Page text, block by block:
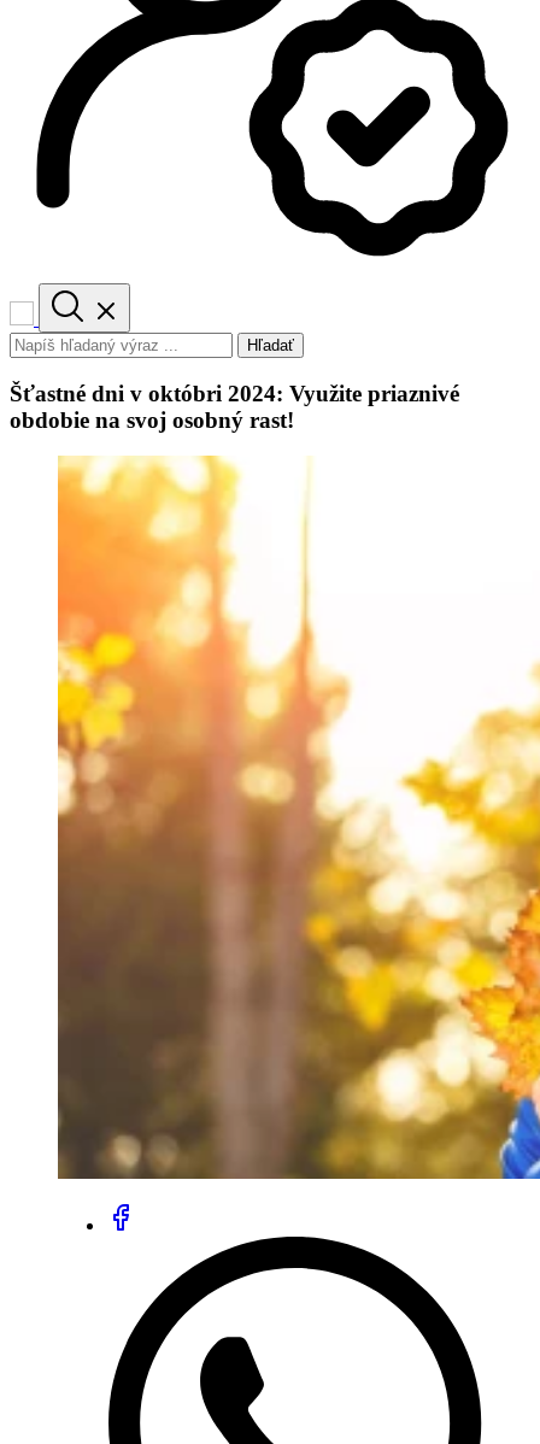
Hľadať
Šťastné dni v októbri 2024: Využite priaznivé
obdobie na svoj osobný rast!